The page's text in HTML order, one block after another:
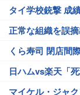
タイ学校銃撃 成
正常な組織を誤
くら寿司 閉店間
日ハムvs楽天「
マイケル・ジャ